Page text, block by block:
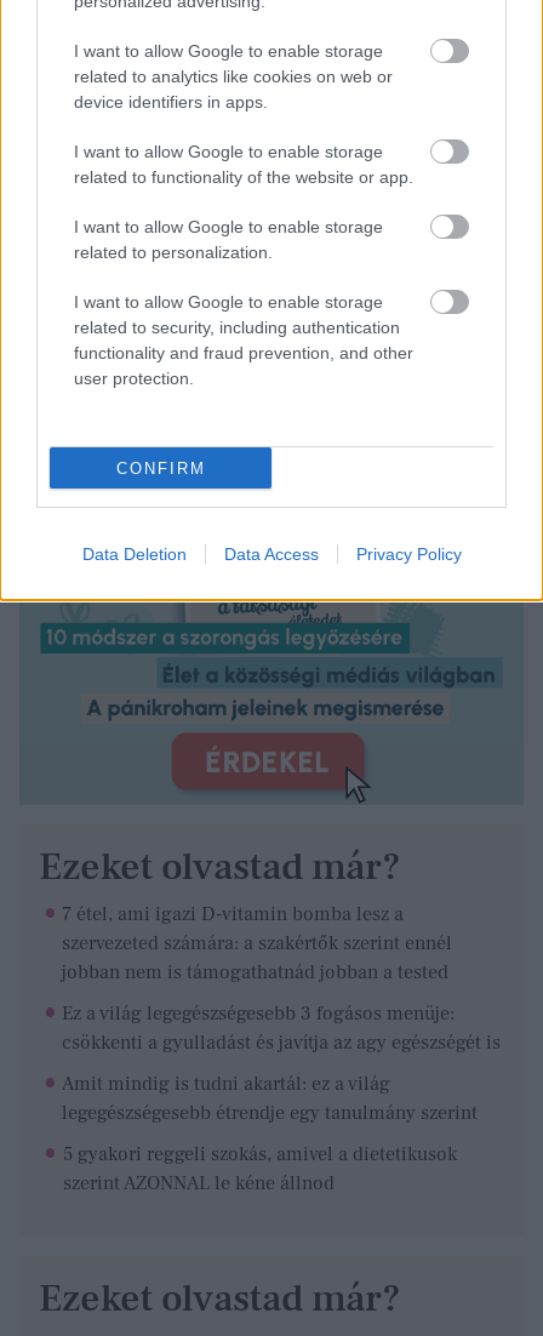
I want to allow Google to enable storage
related to analytics like cookies on web or
device identifiers in apps.
I want to allow Google to enable storage
related to functionality of the website or app.
I want to allow Google to enable storage
related to personalization.
I want to allow Google to enable storage
related to security, including authentication
functionality and fraud prevention, and other
user protection.
CONFIRM
Data Deletion Data Access Privacy Policy
törekednie, hogy napi kalóriabevitelét körülbelül 600
kalóriával csökkentse. Ez azt jelenti, hogy a javasolt
napi kalóriabevitel fogyókúra estén átlagosan 1 900
kalória a férfiak esetében, és 1400 kalória a nők
Forrás:express.co.uk
Ezeket olvastad már?
7 étel, ami igazi D-vitamin bomba lesz a
szervezeted számára: a szakértők szerint ennél
jobban nem is támogathatnád jobban a tested
Ez a világ legegészségesebb 3 fogásos menüje:
csökkenti a gyulladást és javítja az agy egészségét is
Amit mindig is tudni akartál: ez a világ
legegészségesebb étrendje egy tanulmány szerint
5 gyakori reggeli szokás, amivel a dietetikusok
szerint AZONNAL le kéne állnod
Ezeket olvastad már?